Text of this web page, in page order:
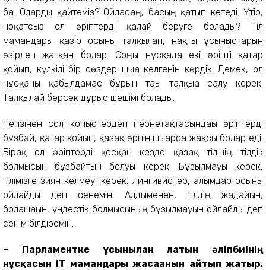
ба. Оларды қайтеміз? Ойласаң, басың қатып кетеді. Үтір,
ноқатсыз ол әріптерді қалай беруге болады? Тіл
мамандары қазір осыны талқылап, нақты ұсыныстарын
әзірлеп жатқан болар. Соңғы нұсқада екі әріпті қатар
қойып, күлкілі бір сөздер шыға келгенін көрдік. Демек, ол
нұсқаны қабылдамас бұрын тағы талқыға салу керек.
Талқылай берсек дұрыс шешімі болады.
Негізінен сол копьютердегі пернетақтасындағы әріптерді
бұзбай, қатар қойып, қазақ әрпін шығарса жақсы болар еді.
Бірақ ол әріптерді қосқан кезде қазақ тілінің тілдік
болмысын бұзбайтын болуы керек. Бұзылмауы керек,
тілімізге зиян келмеуі керек. Лингивистер, ғалымдар осыны
ойлайды деп сенемін. Алдыменен, тілдің жағдайын,
болашағын, үндестік болмысының бұзылмауын ойлайды деп
сенім білдіремін.
– Парламентке ұсынылған латын әліпбиінің
нұсқасын ІТ мамандары жасағанын айтып жатыр.